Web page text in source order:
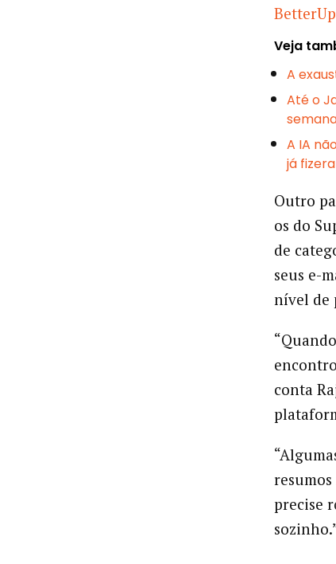
BetterUp
Veja
A
Até o
A IA
já
Outro
os do
de
seus e-
nível de
conta
precise